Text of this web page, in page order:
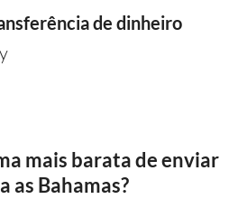
de dinheiro
mais barata de enviar
as Bahamas?